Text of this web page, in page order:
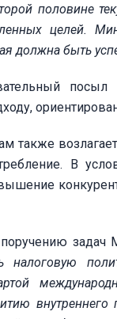
половине
целей.
должна быть
посыл
также
В
налоговую